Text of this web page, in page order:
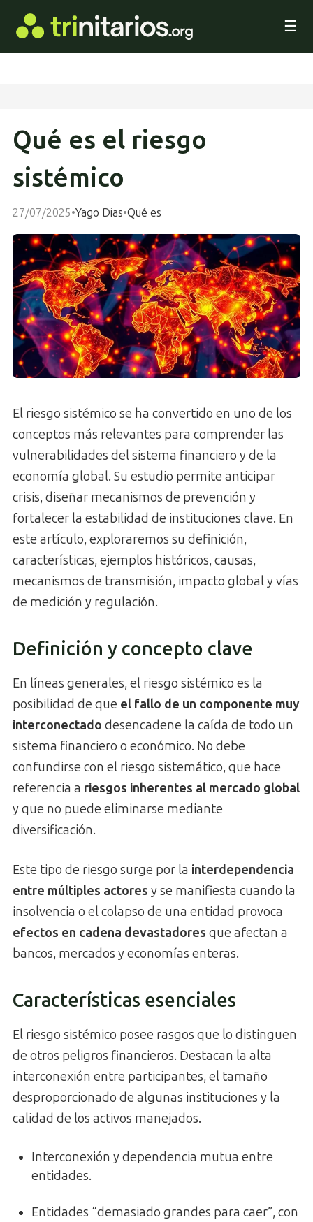
☰
Qué es el riesgo
sistémico
27/07/2025•Yago Dias•Qué es
El riesgo sistémico se ha convertido en uno de los
conceptos más relevantes para comprender las
vulnerabilidades del sistema financiero y de la
economía global. Su estudio permite anticipar
crisis, diseñar mecanismos de prevención y
fortalecer la estabilidad de instituciones clave. En
este artículo, exploraremos su definición,
características, ejemplos históricos, causas,
mecanismos de transmisión, impacto global y vías
de medición y regulación.
Definición y concepto clave
En líneas generales, el riesgo sistémico es la
posibilidad de que el fallo de un componente muy
interconectado desencadene la caída de todo un
sistema financiero o económico. No debe
confundirse con el riesgo sistemático, que hace
referencia a riesgos inherentes al mercado global
y que no puede eliminarse mediante
diversificación.
Este tipo de riesgo surge por la interdependencia
entre múltiples actores y se manifiesta cuando la
insolvencia o el colapso de una entidad provoca
efectos en cadena devastadores que afectan a
bancos, mercados y economías enteras.
Características esenciales
El riesgo sistémico posee rasgos que lo distinguen
de otros peligros financieros. Destacan la alta
interconexión entre participantes, el tamaño
desproporcionado de algunas instituciones y la
calidad de los activos manejados.
Interconexión y dependencia mutua entre
entidades.
Entidades “demasiado grandes para caer”, con